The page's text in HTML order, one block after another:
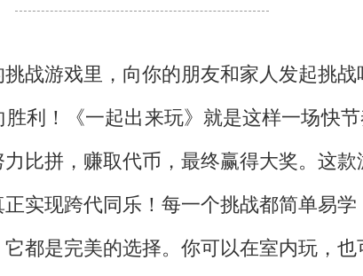
战游戏里，向你的朋友和家人发起挑战
利！《一起出来玩》就是这样一场快
比拼，赚取代币，最终赢得大奖。这
实现跨代同乐！每一个挑战都简单易
都是完美的选择。你可以在室内玩，